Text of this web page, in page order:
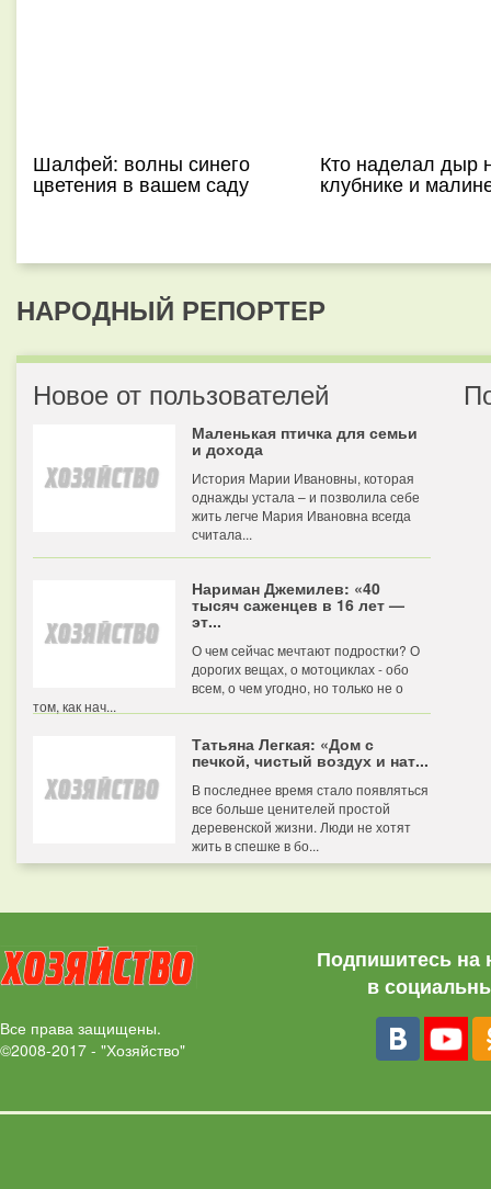
Шалфей: волны синего
цветения в вашем саду
Кто наделал дыр
клубнике и
НАРОДНЫЙ РЕПОРТЕР
Новое от пользователей
Маленькая птичка для семьи
и дохода
История Марии Ивановны, которая
однажды устала – и позволила себе
жить легче Мария Ивановна всегда
считала...
Нариман Джемилев: «40
тысяч саженцев в 16 лет —
эт...
О чем сейчас мечтают подростки? О
дорогих вещах, о мотоциклах - обо
всем, о чем угодно, но только не о
том, как нач...
Татьяна Легкая: «Дом с
печкой, чистый воздух и нат...
В последнее время стало появляться
все больше ценителей простой
деревенской жизни. Люди не хотят
жить в спешке в бо...
Все права защищены.
©2008-2017 - "Хозяйство"
Подпишитесь на
в